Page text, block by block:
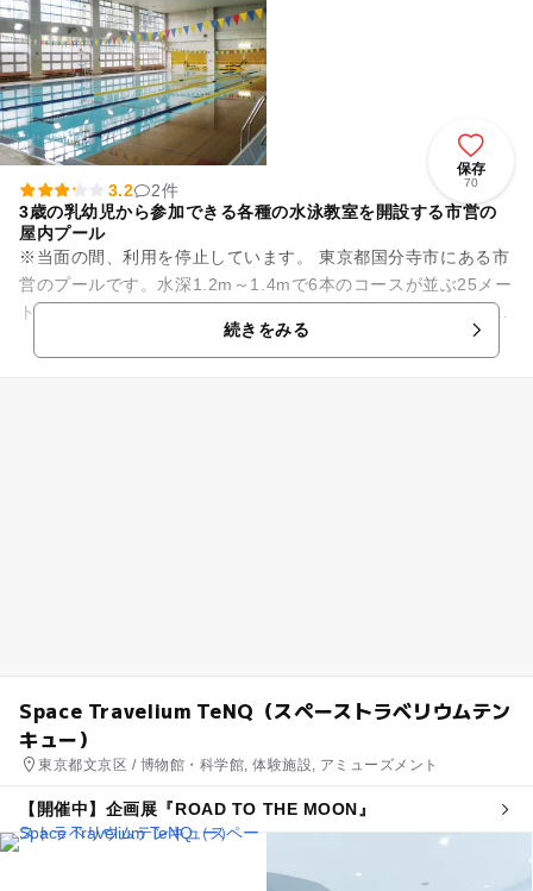
保存
70
3.2
2件
3歳の乳幼児から参加できる各種の水泳教室を開設する市営の
屋内プール
※当面の間、利用を停止しています。 東京都国分寺市にある市
営のプールです。水深1.2m～1.4mで6本のコースが並ぶ25メー
トルプール、水深0.4mで縦横9m、4mの幼児用プール、採暖室
続きをみる
Space Travelium TeNQ（スペーストラベリウムテン
キュー）
東京都文京区 / 博物館・科学館, 体験施設, アミューズメント
【開催中】企画展『ROAD TO THE MOON』